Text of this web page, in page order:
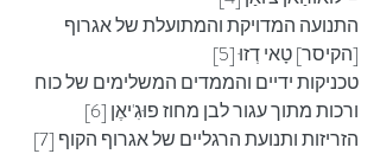
התנועה המדויקת והמתועלת של אגרוף
[הקיסר] טָאי דְזוּ [5]
טכניקות ידיים והממדים המשלימים של כוח
ורכות מתוך עגור לבן מחוז פוּגִ'יאֶן [6]
הזריזות ותנועת הרגליים של אגרוף הקוף [7]